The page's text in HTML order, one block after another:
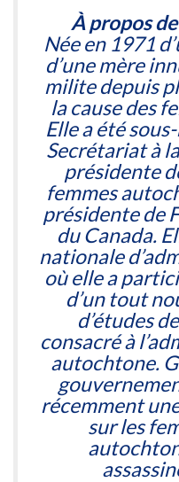
À propos
Née en 1971
d’une mère
milite depuis
la cause des
Elle a été
Secrétariat à
présidente
femmes
présidente de
du Canada.
nationale
où elle a
d’un tout
d’études
consacré à
autochtone.
récemment
sur les